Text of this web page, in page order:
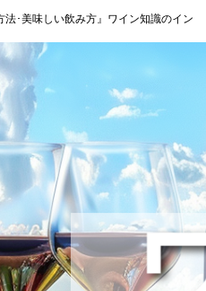
･美味しい飲み方』ワイン知識のイン